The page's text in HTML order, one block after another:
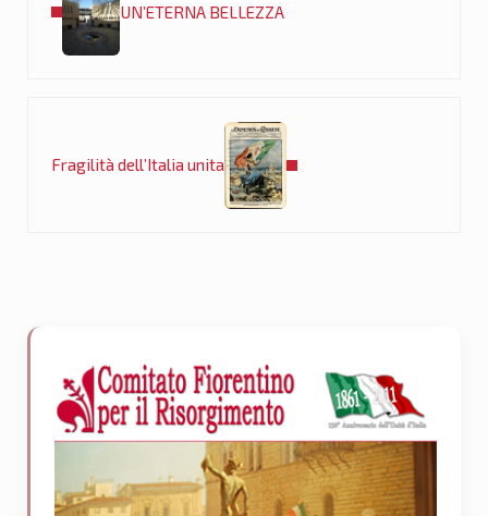
UN’ETERNA BELLEZZA
Fragilità dell’Italia unita
Sidebar